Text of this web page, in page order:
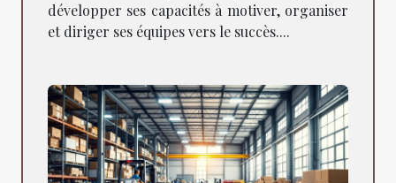
développer ses capacités à motiver, organiser
et diriger ses équipes vers le succès....